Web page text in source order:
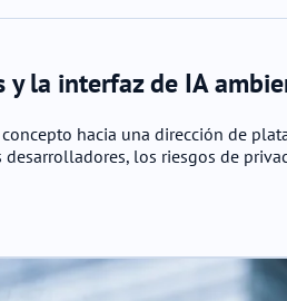
la interfaz de IA
hacia una dirección de
los riesgos de